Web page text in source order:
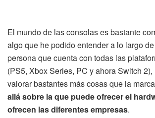
El mundo de las consolas es bastante
algo que he podido entender a lo largo
persona que cuenta con todas las
(PS5, Xbox Series, PC y ahora Switch
valorar bastantes más cosas que la
allá sobre la que puede ofrecer el
ofrecen las diferentes empresas.